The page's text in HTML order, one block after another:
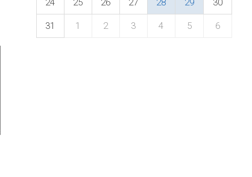
24 25 26 27 28 29 30
31 1 2 3 4 5 6